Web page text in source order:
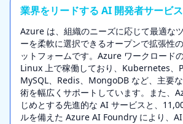
業界をリードする AI 開発者サービス
Azure は、組織のニーズに応じて最適な
ーを柔軟に選択できるオープンで拡張性
ットフォームです。Azure ワークロード
Linux 上で稼働しており、Kubernetes、
MySQL、Redis、MongoDB など、主要
術を幅広くサポートしています。また、
じめとする先進的な AI サービスと、
ルを備えた Azure AI Foundry により、